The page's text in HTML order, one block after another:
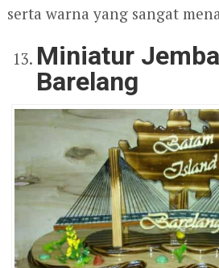
serta warna yang sangat
Miniatur
Barelang